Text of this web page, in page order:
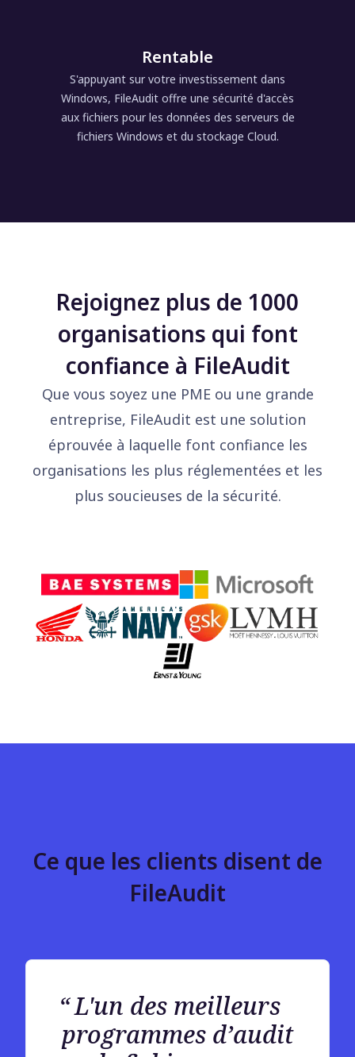
Rentable
S'appuyant sur votre investissement dans
Windows, FileAudit offre une sécurité d'accès
aux fichiers pour les données des serveurs de
fichiers Windows et du stockage Cloud.
Rejoignez plus de 1000
organisations qui font
confiance à FileAudit
Que vous soyez une PME ou une grande
entreprise, FileAudit est une solution
éprouvée à laquelle font confiance les
organisations les plus réglementées et les
plus soucieuses de la sécurité.
Ce que les clients disent de
FileAudit
L'un des meilleurs
programmes d’audit